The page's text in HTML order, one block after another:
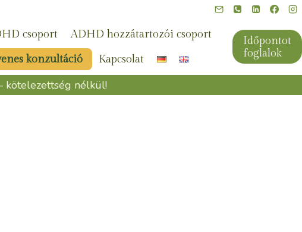
csoport ADHD hozzátartozói csoport
konzultáció Kapcsolat
Időpontot
foglalok
nélkül!